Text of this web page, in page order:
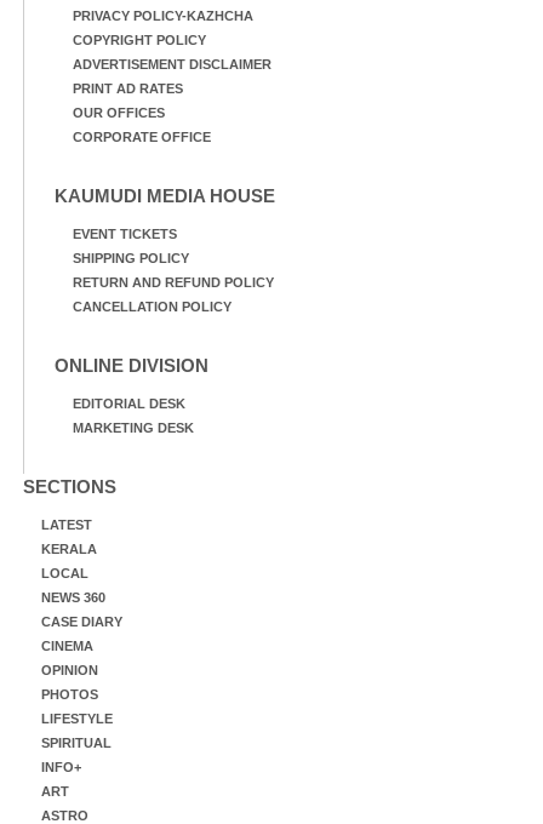
PRIVACY POLICY-KAZHCHA
COPYRIGHT POLICY
ADVERTISEMENT DISCLAIMER
PRINT AD RATES
OUR OFFICES
CORPORATE OFFICE
KAUMUDI MEDIA HOUSE
EVENT TICKETS
SHIPPING POLICY
RETURN AND REFUND POLICY
CANCELLATION POLICY
ONLINE DIVISION
EDITORIAL DESK
MARKETING DESK
SECTIONS
LATEST
KERALA
LOCAL
NEWS 360
CASE DIARY
CINEMA
OPINION
PHOTOS
LIFESTYLE
SPIRITUAL
INFO+
ART
ASTRO